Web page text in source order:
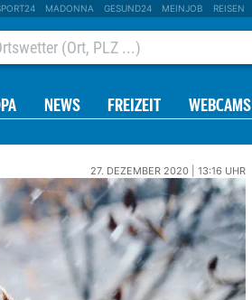
MADONNA GESUND24 MEINJOB REISEN
NEWS FREIZEIT WEBCAMS
27. DEZEMBER 2020 | 13:16 UHR